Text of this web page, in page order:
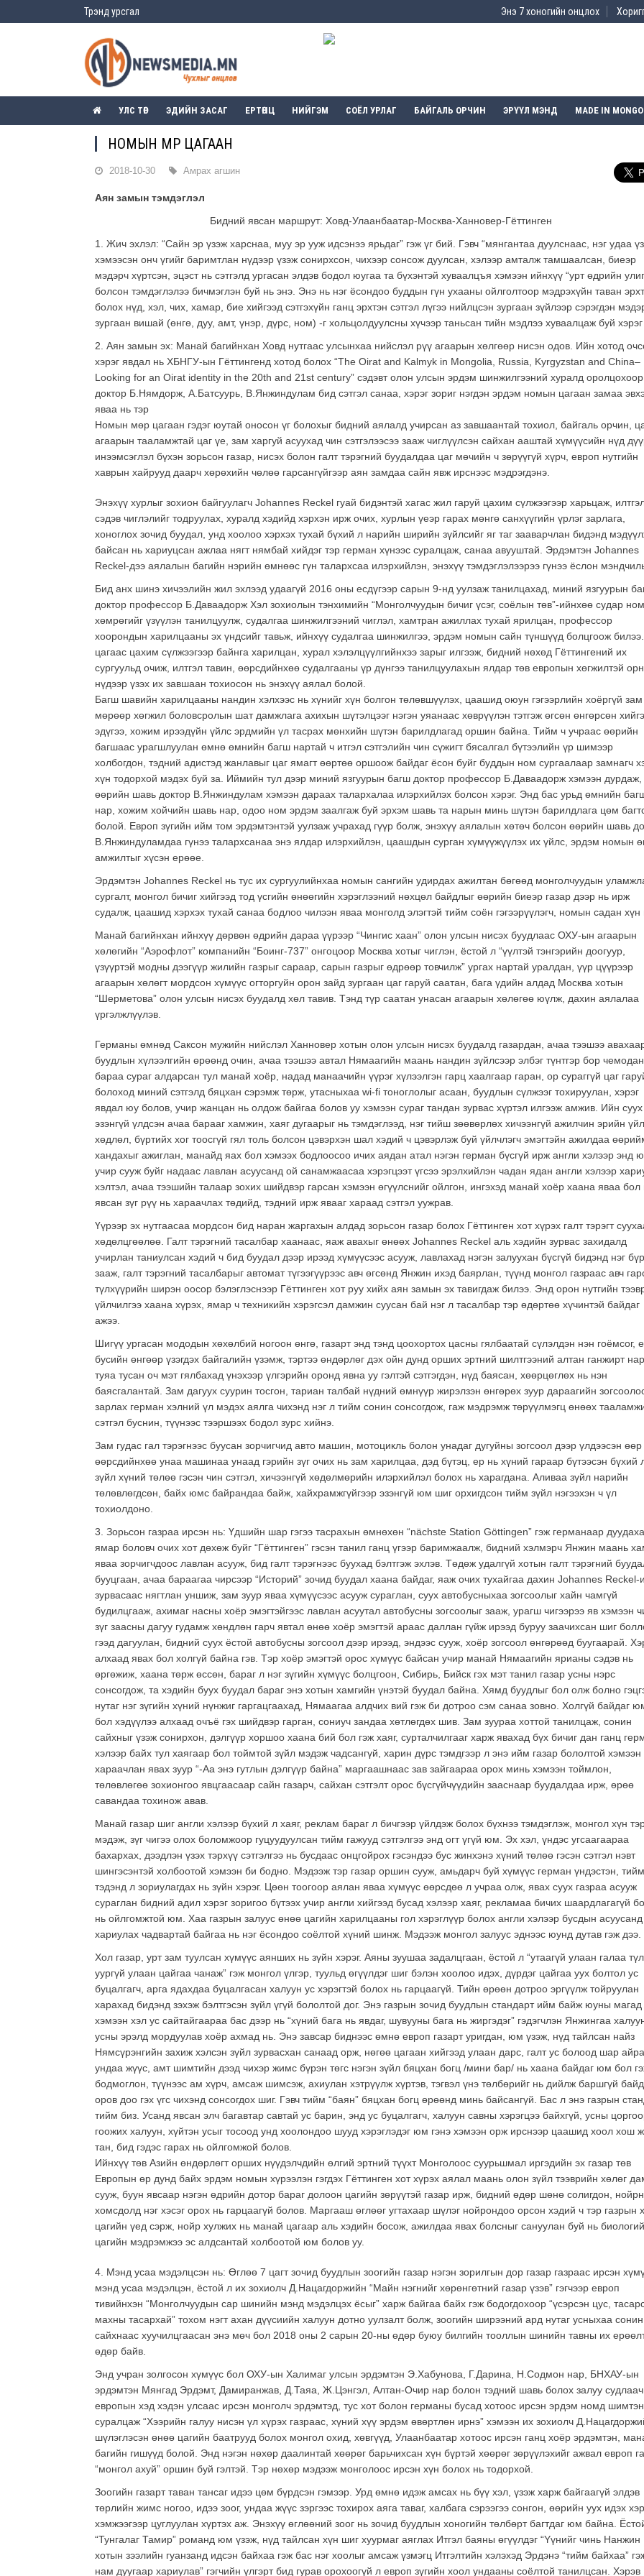
Трэнд урсгал Энэ 7 хоногийн онцлох
УЛС ТӨР ЭДИЙН ЗАСАГ ЕРТӨНЦ НИЙГЭМ СОЁЛ УРЛАГ БАЙГАЛЬ ОРЧИН ЭРҮҮЛ МЭНД MADE IN
НОМЫН МӨР ЦАГААН
2018-10-30 Амрах агшин
Аян замын тэмдэглэл
Бидний явсан маршрут: Ховд-Улаанбаатар-Москва-Ханновер-Гёттинген
1. Жич эхлэл: “Сайн эр үзэж харснаа, муу эр ууж идсэнээ ярьдаг” гэж үг бий. Гэвч “мянгантаа дуулснаас, нэг удаа
хэмээсэн онч үгийг баримтлан нүдээр үзэж сонирхсон, чихээр сонсож дуулсан, хэлээр амталж тамшаалсан, биеэр
мэдэрч хүртсэн, эцэст нь сэтгэлд ургасан элдэв бодол юугаа та бүхэнтэй хуваалцъя хэмээн ийнхүү “урт өдрийн
болсон тэмдэглэлээ бичмэглэн буй нь энэ. Энэ нь нэг ёсондоо буддын гүн ухааны ойлголтоор мэдрэхүйн таван
болох нүд, хэл, чих, хамар, бие хийгээд сэтгэхүйн ганц эрхтэн сэтгэл лүгээ нийлцсэн зургаан зүйлээр сэрэгдэн
зургаан вишай (өнгө, дуу, амт, үнэр, дүрс, ном) -г хольцолдуулсны хүчээр таньсан тийн мэдлээ хуваалцаж буй
2. Аян замын эх: Манай багийнхан Ховд нутгаас улсынхаа нийслэл рүү агаарын хөлгөөр нисэн одов. Ийн хотод
хэрэг явдал нь ХБНГУ-ын Гёттингенд хотод болох “The Oirat and Kalmyk in Mongolia, Russia, Kyrgyzstan and China–
Looking for an Oirat identity in the 20th and 21st century” сэдэвт олон улсын эрдэм шинжилгээний хуралд оролцохоор
доктор Б.Нямдорж, А.Батсуурь, В.Янжиндулам бид сэтгэл санаа, хэрэг зориг нэгдэн эрдэм номын цагаан замаа
яваа нь тэр
Номын мөр цагаан гэдэг юутай оносон үг болохыг бидний аялалд учирсан аз завшаантай тохиол, байгаль орчин,
агаарын тааламжтай цаг үе, зам харгуй асуухад чин сэтгэлээсээ зааж чиглүүлсэн сайхан ааштай хүмүүсийн нүд
инээмсэглэл бүхэн зорьсон газар, нисэх болон галт тэрэгний буудалдаа цаг мөчийн ч зөрүүгүй хүрч, европ нутгийн
хаврын хайрууд даарч хөрөхийн чөлөө гарсангүйгээр аян замдаа сайн явж ирснээс мэдрэгдэнэ.
Энэхүү хурлыг зохион байгуулагч Johannes Reckel гуай бидэнтэй хагас жил гаруй цахим сүлжээгээр харьцаж,
сэдэв чиглэлийг тодруулах, хуралд хэдийд хэрхэн ирж очих, хурлын үеэр гарах мөнгө санхүүгийн үрлэг зарлага,
хоноглох зочид буудал, унд хоолоо хэрхэх тухай бүхий л нарийн ширийн зүйлсийг яг таг зааварчлан бидэнд
байсан нь хариуцсан ажлаа нягт нямбай хийдэг тэр герман хүнээс суралцаж, санаа авууштай. Эрдэмтэн Johannes
Reckel-дээ аялалын багийн нэрийн өмнөөс гүн талархсаа илэрхийлэн, энэхүү тэмдэглэлээрээ гүнээ ёслон
Бид анх шинэ хичээлийн жил эхлээд удаагүй 2016 оны есдүгээр сарын 9-нд уулзаж танилцахад, миний язгуурын
доктор профессор Б.Даваадорж Хэл зохиолын тэнхимийн “Монголчуудын бичиг үсэг, соёлын төв”-ийнхөө судар
хөмрөгийг үзүүлэн танилцуулж, судалгаа шинжилгээний чиглэл, хамтран ажиллах тухай ярилцан, профессор
хоорондын харилцааны эх үндсийг тавьж, ийнхүү судалгаа шинжилгээ, эрдэм номын сайн түншүүд болцгоож
цагаас цахим сүлжээгээр байнга харилцан, хурал хэлэлцүүлгийнхээ зарыг илгээж, бидний нөхөд Гёттингений их
сургуульд очиж, илтгэл тавин, өөрсдийнхөө судалгааны үр дүнгээ танилцуулахын ялдар төв европын хөгжилтэй
нүдээр үзэх их завшаан тохиосон нь энэхүү аялал болой.
Багш шавийн харилцааны нандин хэлхээс нь хүнийг хүн болгон төлөвшүүлэх, цаашид оюун гэгээрлийн хоёргүй зам
мөрөөр хөгжил боловсролын шат дамжлага ахихын шүтэлцээг нэгэн уяанаас хөврүүлэн тэтгэж өгсөн өнгөрсөн
эдүгээ, хожим ирээдүйн үйлс эрдмийн үл тасрах мөнхийн шүтэн барилдлагад оршин байна. Тийм ч учраас өөрийн
багшаас урагшлуулан өмнө өмнийн багш нартай ч итгэл сэтгэлийн чин сүжигт бясалгал бүтээлийн үр шимээр
холбогдон, тэдний адистэд жанлавыг цаг ямагт өөртөө оршоож байдаг ёсон буйг буддын ном сургаалаар замнагч
хүн тодорхой мэдэх буй за. Иймийн тул дээр миний язгуурын багш доктор профессор Б.Даваадорж хэмээн дурдаж,
өөрийн шавь доктор В.Янжиндулам хэмээн дараах талархалаа илэрхийлэх болсон хэрэг. Энд бас урьд өмнийн
нар, хожим хойчийн шавь нар, одоо ном эрдэм заалгаж буй эрхэм шавь та нарын минь шүтэн барилдлага цөм
болой. Европ зүгийн ийм том эрдэмтэнтэй уулзаж учрахад гүүр болж, энэхүү аялалын хөтөч болсон өөрийн шавь
В.Янжиндуламдаа гүнээ талархсанаа энэ ялдар илэрхийлэн, цаашдын сурган хүмүүжүүлэх их үйлс, эрдэм номын
амжилтыг хүсэн ерөөе.
Эрдэмтэн Johannes Reckel нь тус их сургуулийнхаа номын сангийн удирдах ажилтан бөгөөд монголчуудын
сургалт, монгол бичиг хийгээд тод үсгийн өнөөгийн хэрэглээний нөхцөл байдлыг өөрийн биеэр газар дээр нь ирж
судалж, цаашид хэрхэх тухай санаа бодлоо чилээн яваа монголд элэгтэй тийм соён гэгээрүүлэгч, номын садан
Манай багийнхан ийнхүү дөрвөн өдрийн дараа үүрээр “Чингис хаан” олон улсын нисэх буудлаас ОХУ-ын агаарын
хөлөгийн “Аэрофлот” компанийн “Боинг-737” онгоцоор Москва хотыг чиглэн, ёстой л “үүлтэй тэнгэрийн доогуур,
үзүүртэй модны дээгүүр жилийн газрыг сараар, сарын газрыг өдрөөр товчилж” ургах нартай уралдан, үүр цүүрээр
агаарын хөлөгт мордсон хүмүүс огторгуйн орон зайд зургаан цаг гаруй саатан, бага үдийн алдад Москва хотын
“Шерметова” олон улсын нисэх буудалд хөл тавив. Тэнд түр саатан унасан агаарын хөлөгөө юүлж, дахин аялалаа
үргэлжлүүлэв.
Германы өмнөд Саксон мужийн нийслэл Ханновер хотын олон улсын нисэх буудалд газардан, ачаа тээшээ
буудлын хүлээлгийн өрөөнд очин, ачаа тээшээ автал Нямаагийн маань нандин зүйлсээр элбэг түнтгэр бор
бараа сураг алдарсан тул манай хоёр, надад манаачийн үүрэг хүлээлгэн гарц хаалгаар гаран, ор сураггүй цаг
болоход миний сэтгэлд бяцхан сэрэмж төрж, утасныхаа wi-fi тоноглолыг асаан, буудлын сүлжээг тохируулан, хэрэг
явдал юу болов, учир жанцан нь олдож байгаа болов уу хэмээн сураг тандан зурвас хүртэл илгээж амжив. Ийн суух
эзэнгүй үлдсэн ачаа барааг хамжин, хаяг дугаарыг нь тэмдэглээд, нэг тийш зөөвөрлөх хичээнгүй ажилчин эрийн үйл
хөдлөл, бүртийх хог тоосгүй гял толь болсон цэвэрхэн шал хэдий ч цэвэрлэж буй үйлчлэгч эмэгтэйн ажилдаа
хандахыг ажиглан, манайд яах бол хэмээх бодлоосоо ичих аядан атал нэгэн герман бүсгүй ирж англи хэлээр энд
учир сууж буйг надаас лавлан асуусанд ой санамжаасаа хэрэгцээт үгсээ эрэлхийлэн чадан ядан англи хэлээр
хэлтэл, ачаа тээшийн талаар зохих шийдвэр гарсан хэмээн өгүүлснийг ойлгон, ингэхэд манай хоёр хаана яваа бол
явсан зүг рүү нь хараачлах төдийд, тэдний ирж явааг хараад сэтгэл уужрав.
Үүрээр эх нутгаасаа мордсон бид наран жаргахын алдад зорьсон газар болох Гёттинген хот хүрэх галт тэрэгт
хөдөлцгөөлөө. Галт тэрэгний тасалбар хаанаас, яаж авахыг өнөөх Johannes Reckel аль хэдийн зурвас захидалд
учирлан таниулсан хэдий ч бид буудал дээр ирээд хүмүүсээс асууж, лавлахад нэгэн залуухан бүсгүй бидэнд нэг
зааж, галт тэрэгний тасалбарыг автомат түгээгүүрээс авч өгсөнд Янжин ихэд баярлан, түүнд монгол газраас авч
түлхүүрийн ширэн оосор бэлэглэснээр Гёттинген хот руу хийх аян замын эх тавигдаж билээ. Энд орон нутгийн
үйлчилгээ хаана хүрэх, ямар ч техникийн хэрэгсэл дамжин суусан бай нэг л тасалбар тэр өдөртөө хүчинтэй байдаг
ажээ.
Шигүү ургасан мододын хөхөлбий ногоон өнгө, газарт энд тэнд цоохортох цасны гялбаатай сүлэлдэн нэн гоёмсог,
бусийн өнгөөр үзэгдэх байгалийн үзэмж, тэртээ өндөрлөг дэх ойн дунд орших эртний шилтгээний алтан ганжирт
туяа тусан оч мэт гялбахад үнэхээр үлгэрийн оронд явна уу гэлтэй сэтгэгдэн, нүд баясан, хөөрцөглөх нь нэн
баясгалантай. Зам дагуух суурин тосгон, тариан талбай нүдний өмнүүр жирэлзэн өнгөрөх зуур дараагийн
зарлах герман хэлний үл мэдэх аялга чихэнд нэг л тийм сонин сонсогдож, гаж мэдрэмж төрүүлмэгц өнөөх
сэтгэл буснин, түүнээс тээршээх бодол зурс хийнэ.
Зам гудас гал тэрэгнээс буусан зорчигчид авто машин, мотоцикль болон унадаг дугуйны зогсоол дээр үлдээсэн өөр
өөрсдийнхөө унаа машинаа унаад гэрийн зүг очих нь зам харилцаа, дэд бүтэц, ер нь хүний гараар бүтээсэн бүхий
зүйл хүний төлөө гэсэн чин сэтгэл, хичээнгүй хөдөлмөрийн илэрхийлэл болох нь харагдана. Аливаа зүйл нарийн
төлөвлөгдсөн, байх юмс байрандаа байж, хайхрамжгүйгээр эзэнгүй юм шиг орхигдсон тийм зүйл нэгээхэн ч үл
тохиолдоно.
3. Зорьсон газраа ирсэн нь: Үдшийн шар гэгээ тасрахын өмнөхөн “nächste Station Göttingen” гэж германаар
ямар боловч очих хот дөхөж буйг “Гёттинген” гэсэн танил ганц үгээр баримжаалж, бидний хэлмэрч Янжин маань
яваа зорчигчдоос лавлан асууж, бид галт тэрэгнээс буухад бэлтгэж эхлэв. Төдөж удалгүй хотын галт тэрэгний
бууцгаан, ачаа бараагаа чирсээр “Историй” зочид буудал хаана байдаг, яаж очих тухайгаа дахин Johannes Reckel-
зурвасаас нягтлан уншиж, зам зуур яваа хүмүүсээс асууж сураглан, суух автобусныхаа зогсоолыг хайн чамгүй
будилцгааж, ахимаг насны хоёр эмэгтэйгээс лавлан асуутал автобусны зогсоолыг зааж, урагш чигээрээ яв хэмээн
зүг заасны дагуу гудамж хөндлөн гарч явтал өнөө хоёр эмэгтэй араас даллан гүйж ирээд буруу заачихсан шиг
гээд дагуулан, бидний суух ёстой автобусны зогсоол дээр ирээд, эндээс сууж, хоёр зогсоол өнгөрөөд буугаарай.
алхаад явах бол холгүй байна гэв. Тэр хоёр эмэгтэй орос хүмүүс байсан учир манай Нямаагийн ярианы сэдэв нь
өргөжиж, хаана төрж өссөн, бараг л нэг зүгийн хүмүүс болцгоон, Сибирь, Бийск гэх мэт танил газар усны нэрс
сонсогдож, та хэдийн буух буудал бараг энэ хотын хамгийн үнэтэй буудал байна. Хямд буудлыг бол олж болно
нутаг нэг зүгийн хүний нүнжиг гаргацгаахад, Нямаагаа алдчих вий гэж би дотроо сэм санаа зовно. Холгүй байдаг
бол хэдүүлээ алхаад очъё гэх шийдвэр гарган, сониуч зандаа хөтлөгдөх шив. Зам зуураа хоттой танилцаж, сонин
сайхныг үзэж сонирхон, дэлгүүр хоршоо хаана бий бол гэж хаяг, сурталчилгааг харж явахад бүх бичиг дан ганц
хэлээр байх тул хаягаар бол тоймтой зүйл мэдэж чадсангүй, харин дүрс тэмдгээр л энэ ийм газар бололтой хэмээн
хараачлан явах зуур “-Аа энэ гутлын дэлгүүр байна” маргаашнаас зав зайгаараа орох минь хэмээн тоймлон,
төлөвлөгөө зохионгоо явцгаасаар сайн газарч, сайхан сэтгэлт орос бүсгүйчүүдийн зааснаар буудалдаа ирж, өрөө
савандаа тохинож авав.
Манай газар шиг англи хэлээр бүхий л хаяг, реклам бараг л бичгээр үйлдэж болох бүхнээ тэмдэглэж, монгол хүн
мэдэж, зүг чигээ олох боломжоор гуцуудуулсан тийм гажууд сэтгэлгээ энд огт үгүй юм. Эх хэл, үндэс угсаагаараа
бахархах, дээдлэн үзэх тэрхүү сэтгэлгээ нь бусдаас онцгойрох гэсэндээ бус жинхэнэ хүний төлөө гэсэн сэтгэл нэвт
шингэсэнтэй холбоотой хэмээн би бодно. Мэдээж тэр газар оршин сууж, амьдарч буй хүмүүс герман үндэстэн,
тэдэнд л зориулагдах нь зүйн хэрэг. Цөөн тоогоор аялан яваа хүмүүс өөрсдөө л учраа олж, явах суух газраа асууж
сураглан бидний адил хэрэг зоригоо бүтээх учир англи хийгээд бусад хэлээр хаяг, рекламаа бичих шаардлагагүй
нь ойлгомжтой юм. Хаа газрын залуус өнөө цагийн харилцааны гол хэрэглүүр болох англи хэлээр бусдын асуусанд
хариулах чадвартай байгаа нь нэг ёсондоо соёлтой хүний шинж. Мэдээж монгол залуус эднээс юунд дутав гэж дээ.
Хол газар, урт зам туулсан хүмүүс аянших нь зүйн хэрэг. Аяны зуушаа задалцгаан, ёстой л “утаагүй улаан галаа
уургүй улаан цайгаа чанаж” гэж монгол үлгэр, туульд өгүүлдэг шиг бэлэн хоолоо идэх, дүрдэг цайгаа уух болтол ус
буцалгагч, арга ядахдаа буцалгасан халуун ус хэрэгтэй болох нь гарцаагүй. Тийн өрөөн дотроо эргүүлж тойруулан
харахад бидэнд зэхэж бэлтгэсэн зүйл үгүй бололтой дог. Энэ газрын зочид буудлын стандарт ийм байж юуны магад
хэмээн хэл ус сайтайгаараа бас дээр нь “хүний бага нь явдаг, шувууны бага нь жиргэдэг” гэдэгчлэн Янжингаа
усны эрэлд мордуулав хоёр ахмад нь. Энэ завсар биднээс өмнө европ газарт уригдан, юм үзэж, нүд тайлсан найз
Нямсүрэнгийн захиж хэлсэн зүйл зурвасхан санаад орж, нөгөө цагаан хийгээд улаан дарс, галт ус болоод шар
ундаа жүүс, амт шимтийн дээд чихэр жимс бүрэн төгс нэгэн зүйл бяцхан богц /мини бар/ нь хаана байдаг юм бол
бодмоглон, түүнээс ам хүрч, амсаж шимсэж, ахиулан хэтрүүлж хүртэв, тэгвэл үнэ төлбөрийг нь дийлж баршгүй
оров доо гэх үгс чихэнд сонсогдох шиг. Гэвч тийм “баян” бяцхан богц өрөөнд минь байсангүй. Бас л энэ газрын
тийм биз. Усанд явсан элч багавтар савтай ус барин, энд ус буцалгагч, халуун савны хэрэгцээ байхгүй, усны
гоожих халуун, хүйтэн усыг тосоод унд хоолондоо шууд хэрэглэдэг юм гэнэ хэмээн орж ирснээр цаашид хоол хош
тан, бид гэдэс гарах нь ойлгомжой болов.
Ийнхүү төв Азийн өндөрлөгт орших нүүдэлчдийн өлгий эртний түүхт Монголоос суурьшмал иргэдийн эх газар төв
Европын өр дунд байх эрдэм номын хүрээлэн гэгдэх Гёттинген хот хүрэх аялал маань олон зүйл тээврийн хөлөг
сууж, буун явсаар нэгэн өдрийн дотор бараг долоон цагийн зөрүүтэй газар ирж, бидний өдөр шөнө солигдон,
хомсдолд нэг хэсэг орох нь гарцаагүй болов. Маргааш өглөөг угтахаар шүлэг нойрондоо орсон хэдий ч тэр газрын
цагийн үед сэрж, нойр хулжих нь манай цагаар аль хэдийн босож, ажилдаа явах болсныг сануулан буй нь
цагийн мэдрэмжээ эс алдсантай холбоотой юм болов уу.
4. Мэнд усаа мэдэлцсэн нь: Өглөө 7 цагт зочид буудлын зоогийн газар нэгэн зорилгын дор газар газраас ирсэн
мэнд усаа мэдэлцэн, ёстой л их зохиолч Д.Нацагдоржийн “Майн нэгнийг хөрөнгөтний газар үзэв” гэгчээр европ
тивийнхэн “Монголчуудын сар шинийн мэнд мэдэлцэх ёсыг” харж байгаа байх гэж бодогдохоор “үсэрсэн цус,
махны тасархай” тохом нэгт ахан дүүсиийн халуун дотно уулзалт болж, зоогийн ширээний ард нутаг усныхаа сонин
сайхнаас хуучилцгаасан энэ мөч бол 2018 оны 2 сарын 20-ны өдөр буюу билгийн тооллын шинийн тавны их
өдөр байв.
Энд учран золгосон хүмүүс бол ОХУ-ын Халимаг улсын эрдэмтэн Э.Хабунова, Г.Дарина, Н.Содмон нар, БНХАУ-ын
эрдэмтэн Мянгад Эрдэмт, Дамиранжав, Д.Таяа, Ж.Цэнгэл, Алтан-Очир нар болон тэдний шавь болох залуу
европын хэд хэдэн улсаас ирсэн монголч эрдэмтэд, тус хот болон германы бусад хотоос ирсэн эрдэм номд шимтэн
суралцаж “Хээрийн галуу нисэн үл хүрэх газраас, хүний хүү эрдэм өвөртлөн ирнэ” хэмээн их зохиолч
шүлэглэсэн өнөө цагийн баатрууд болох монгол охид, хөвгүүд, Улаанбаатар хотоос ирсэн ганц хоёр эрдэмтэн,
багийн гишүүд болой. Энд нэгэн нөхөр даалинтай хөөрөг барьчихсан хүн бүртэй хөөрөг зөрүүлэхийг ажвал европ
“монгол ахуй” оршин буй гэлтэй. Тэр нөхөр мэдээж монголоос ирсэн хүн болох нь тодорхой.
Зоогийн газарт таван тансаг идээ цөм бүрдсэн гэмээр. Урд өмнө идэж амсах нь бүү хэл, үзэж харж байгаагүй элдэв
төрлийн жимс ногоо, идээ зоог, ундаа жүүс зэргээс тохирох аяга таваг, халбага сэрээгээ сонгон, өөрийн уух идэх хэр
хэмжээгээр цуглуулан хүртэх аж. Энэхүү өглөөний зоог нь зочид буудлын хоногийн төлбөрт багтдаг юм байна.
“Тунгалаг Тамир” романд юм үзэж, нүд тайлсан хүн шиг хуурмаг аяглах Итгэл баяны өгүүлдэг “Yүнийг чинь Нанжин
хотын зээлийн гуанзанд идсэн байхаа гэж бас нэг хоолыг амсаж үзмэгц Итгэлтийн хэлэхэд Эрдэнэ “тийм байхаа”
нам дуугаар хариулав” гэгчийн үлгэрт бид гурав орохоогүй л европ зүгийн хоол ундааны соёлтой танилцсан. Хэрэв